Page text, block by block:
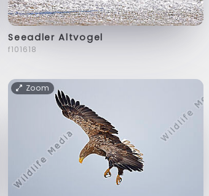
Seeadler Altvogel
f101618
Zoom